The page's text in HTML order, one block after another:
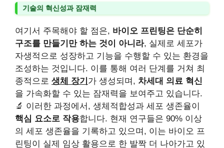
기술의 혁신성과 잠재력
여기서 주목해야 할 점은, 바이오 프린팅은 단순히
구조를 만들기만 하는 것이 아니라, 실제로 세포가
자생적으로 성장하고 기능을 수행할 수 있는 환경을
조성하는 것입니다. 이를 통해 여러 단계를 거쳐 최
종적으로 생체 장기 가 생성되며, 차세대 의료 혁신
을 가속화할 수 있는 잠재력을 보여주고 있습니다.
🔬 이러한 과정에서, 생체적합성과 세포 생존율이
핵심 요소로 작용합니다. 현재 연구들은 90% 이상
의 세포 생존율을 기록하고 있으며, 이는 바이오 프
린팅이 실제 임상 활용으로 한 발짝 더 나아가고 있